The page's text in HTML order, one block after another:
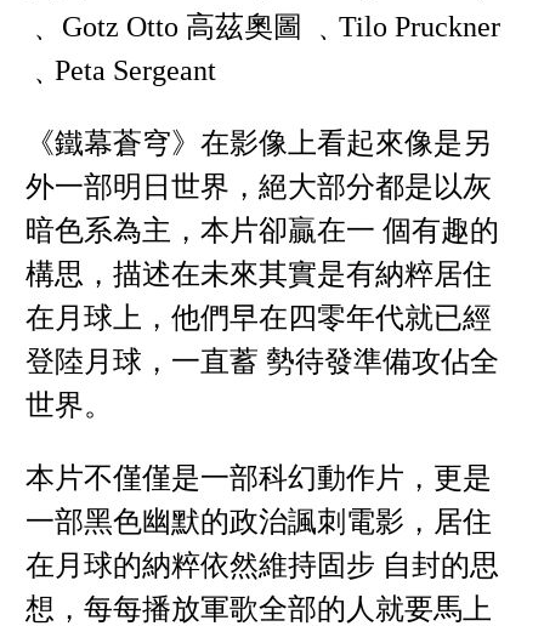
﹑ Gotz Otto 高茲奧圖 ﹑Tilo Pruckner
﹑Peta Sergeant
《鐵幕蒼穹》在影像上看起來像是另
外一部明日世界，絕大部分都是以灰
暗色系為主，本片卻贏在一 個有趣的
構思，描述在未來其實是有納粹居住
在月球上，他們早在四零年代就已經
登陸月球，一直蓄 勢待發準備攻佔全
世界。
本片不僅僅是一部科幻動作片，更是
一部黑色幽默的政治諷刺電影，居住
在月球的納粹依然維持固步 自封的思
想，每每播放軍歌全部的人就要馬上